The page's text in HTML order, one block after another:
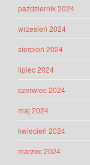
październik 2024
wrzesień 2024
sierpień 2024
lipiec 2024
czerwiec 2024
maj 2024
kwiecień 2024
marzec 2024